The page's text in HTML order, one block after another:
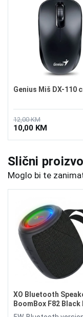
Genius Miš DX-110
12,00 KM
10,00 KM
Slični
Moglo bi te
XO Bluetooth
BoomBox F82 Black